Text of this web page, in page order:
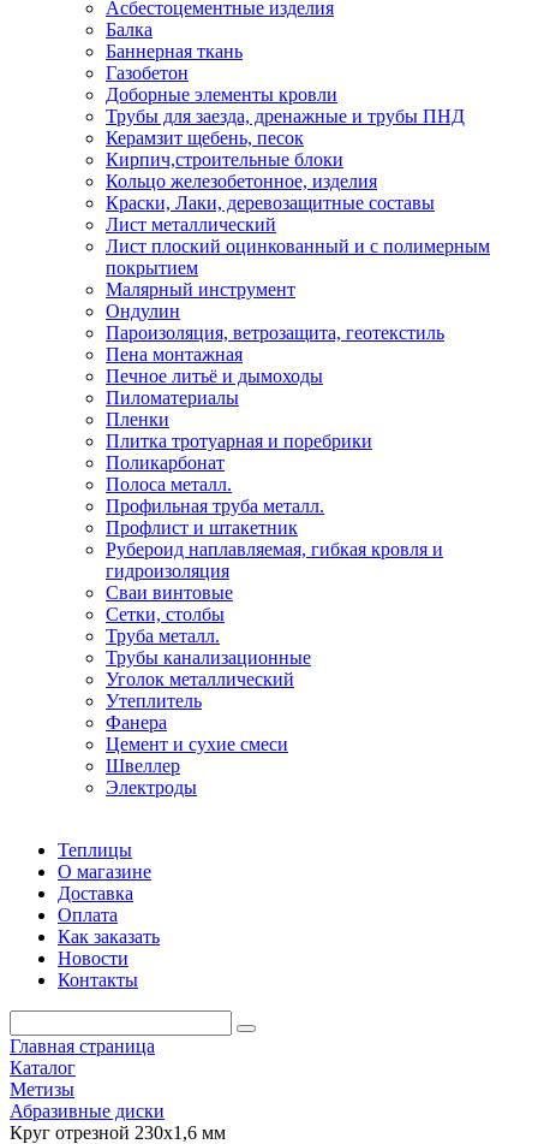
Асбестоцементные изделия
Балка
Баннерная ткань
Газобетон
Доборные элементы кровли
Трубы для заезда, дренажные и трубы ПНД
Керамзит щебень, песок
Кирпич,строительные блоки
Кольцо железобетонное, изделия
Краски, Лаки, деревозащитные составы
Лист металлический
Лист плоский оцинкованный и с полимерным
покрытием
Малярный инструмент
Ондулин
Пароизоляция, ветрозащита, геотекстиль
Пена монтажная
Печное литьё и дымоходы
Пиломатериалы
Пленки
Плитка тротуарная и поребрики
Поликарбонат
Полоса металл.
Профильная труба металл.
Профлист и штакетник
Рубероид наплавляемая, гибкая кровля и
гидроизоляция
Сваи винтовые
Сетки, столбы
Труба металл.
Трубы канализационные
Уголок металлический
Утеплитель
Фанера
Цемент и сухие смеси
Швеллер
Электроды
Теплицы
О магазине
Доставка
Оплата
Как заказать
Новости
Контакты
Главная страница
Каталог
Метизы
Абразивные диски
Круг отрезной 230х1,6 мм